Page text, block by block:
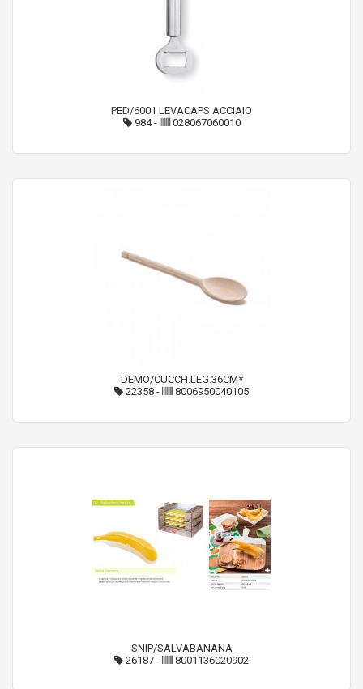
PED/6001 LEVACAPS.ACCIAIO
984- 028067060010
DEMO/CUCCH.LEG.36CM*
22358 - 8006950040105
SNIP/SALVABANANA
26187 - 8001136020902